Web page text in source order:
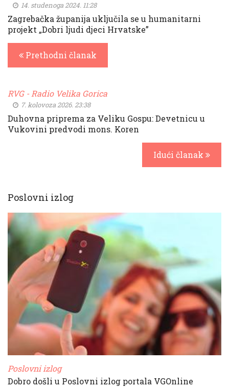
14. studenoga 2024. 11:28
Zagrebačka županija uključila se u humanitarni
projekt „Dobri ljudi djeci Hrvatske”
Prethodni članak
RVG - Radio Velika Gorica
7. kolovoza 2026. 23:38
Duhovna priprema za Veliku Gospu: Devetnicu u
Vukovini predvodi mons. Koren
Idući članak
Poslovni izlog
Poslovni izlog
Dobro došli u Poslovni izlog portala VGOnline